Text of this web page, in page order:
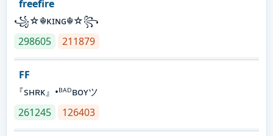
freefire
꧁☆☬κɪɴɢ☬☆꧂
298605
211879
FF
『sʜʀᴋ』•ᴮᴬᴰʙᴏʏツ
261245
126403